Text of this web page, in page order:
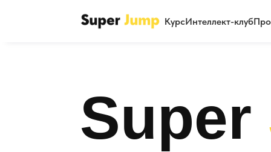
КурсИнтеллект-клуб
Super